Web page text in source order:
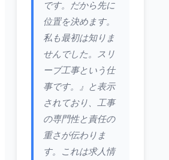
です。だから先に
位置を決めます。
私も最初は知りま
せんでした。スリ
ーブ工事という仕
事です。』と表示
されており、工事
の専門性と責任の
重さが伝わりま
す。これは求人情